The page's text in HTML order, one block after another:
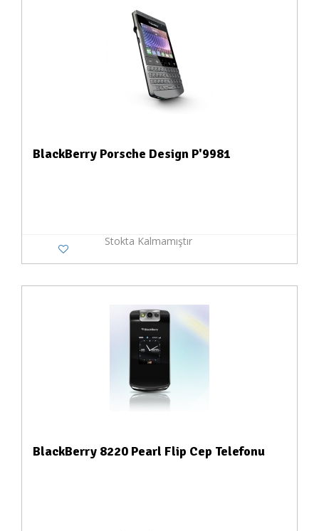
BlackBerry Porsche Design P'9981
Stokta Kalmamıştır
BlackBerry 8220 Pearl Flip Cep Telefonu